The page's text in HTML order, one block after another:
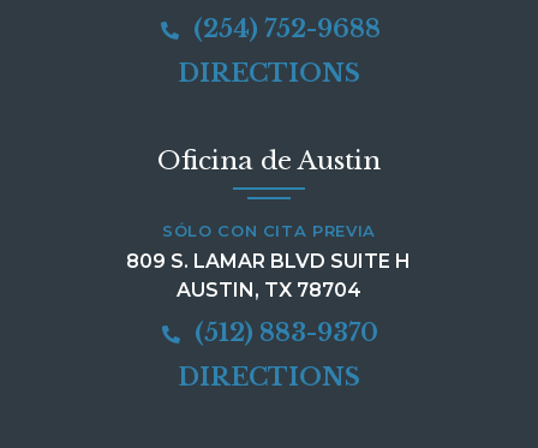
(254) 752-9688
DIRECTIONS
Oficina de Austin
SÓLO CON CITA PREVIA
809 S. LAMAR BLVD SUITE H
AUSTIN, TX 78704
(512) 883-9370
DIRECTIONS